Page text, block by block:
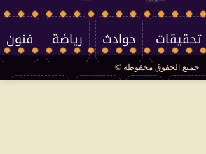
تحقيقات حوادث رياضة فنون
جميع الحقوق محفوظة ©